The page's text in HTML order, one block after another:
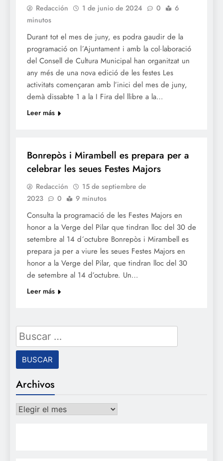
Redacción 1 de junio de 2024 0
6
minutos
Durant tot el mes de juny, es podra gaudir de la
programació on l´Ajuntament i amb la col·laboració
del Consell de Cultura Municipal han organitzat un
any més de una nova edició de les festes Les
activitats començaran amb l’inici del mes de juny,
demà dissabte 1 a la I Fira del llibre a la…
Leer más
Bonrepòs i Mirambell es prepara per a
celebrar les seues Festes Majors
Redacción
15 de septiembre de
2023
0 9 minutos
Consulta la programació de les Festes Majors en
honor a la Verge del Pilar que tindran lloc del 30 de
setembre al 14 d´octubre Bonrepòs i Mirambell es
prepara ja per a viure les seues Festes Majors en
honor a la Verge del Pilar, que tindran lloc del 30
de setembre al 14 d’octubre. Un…
Leer más
Buscar:
Archivos
Archivos